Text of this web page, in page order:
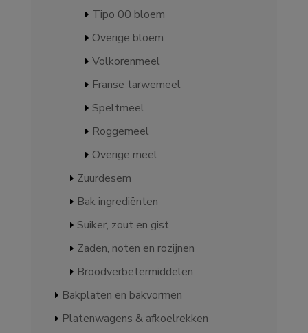
Tipo 00 bloem
Overige bloem
Volkorenmeel
Franse tarwemeel
Speltmeel
Roggemeel
Overige meel
Zuurdesem
Bak ingrediënten
Suiker, zout en gist
Zaden, noten en rozijnen
Broodverbetermiddelen
Bakplaten en bakvormen
Platenwagens & afkoelrekken